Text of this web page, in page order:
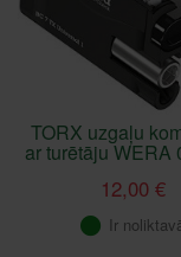
TORX uzgaļu
ar turētāju WERA
12,00 €
Ir